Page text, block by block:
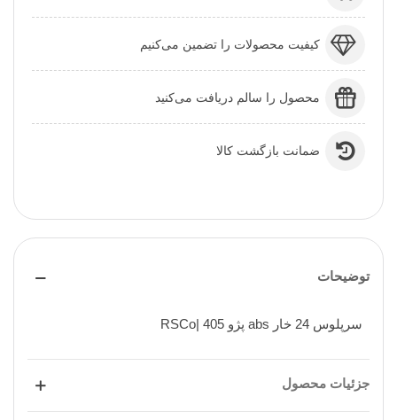
کیفیت محصولات را تضمین می‌کنیم
محصول را سالم دریافت می‌کنید
ضمانت بازگشت کالا
توضیحات
سرپلوس 24 خار abs پژو 405 |RSCo
جزئیات محصول